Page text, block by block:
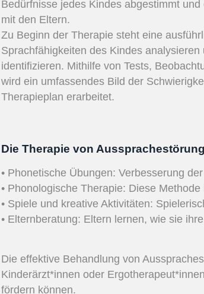
Bedürfnisse jedes Kindes abgestimmt
mit den Eltern.
Zu Beginn der Therapie steht eine
Sprachfähigkeiten des Kindes
identifizieren. Mithilfe von Tests,
wird ein umfassendes Bild der
Therapieplan erarbeitet.
Die Therapie von
• Phonetische Übungen: Verbesserung
• Phonologische Therapie: Diese
• Spiele und kreative Aktivitäten:
• Elternberatung: Eltern lernen, wie sie
Die effektive Behandlung von
Kinderärzt*innen oder
fördern können.